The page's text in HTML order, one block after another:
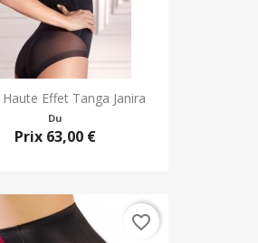
Haute Effet Tanga Janira
Du
Prix 63,00 €
favorite_border